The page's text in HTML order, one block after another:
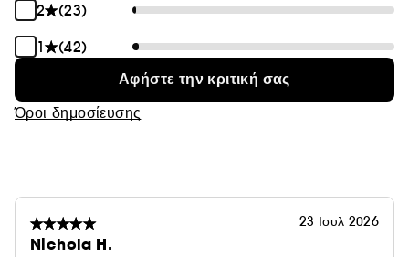
2
(23)
1
(42)
Αφήστε την κριτική σας
Όροι δημοσίευσης
23 Ιουλ 2026
Nichola H.